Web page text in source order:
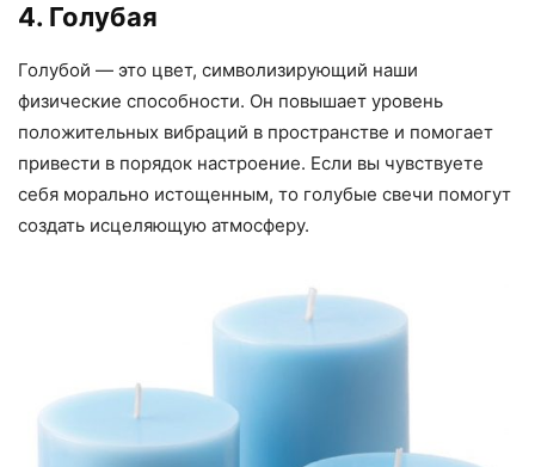
4. Голубая
Голубой — это цвет, символизирующий наши
физические способности. Он повышает уровень
положительных вибраций в пространстве и помогает
привести в порядок настроение. Если вы чувствуете
себя морально истощенным, то голубые свечи помогут
создать исцеляющую атмосферу.